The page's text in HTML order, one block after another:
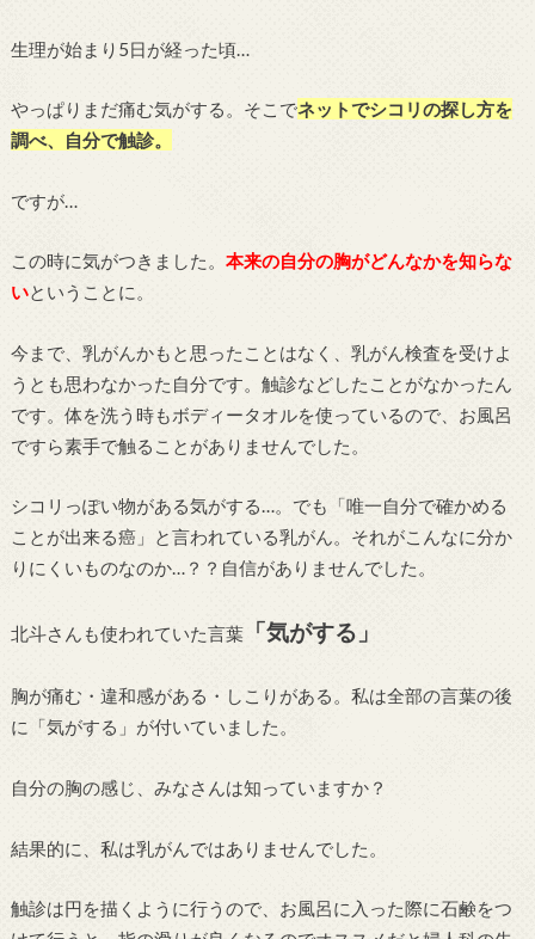
生理が始まり5日が経った頃…
やっぱりまだ痛む気がする。そこでネットでシコリの探し方を
調べ、自分で触診。
ですが…
この時に気がつきました。 本来の自分の胸がどんなかを知らな
いということに。
今まで、乳がんかもと思ったことはなく、乳がん検査を受けよ
うとも思わなかった自分です。触診などしたことがなかったん
です。体を洗う時もボディータオルを使っているので、お風呂
ですら素手で触ることがありませんでした。
シコリっぽい物がある気がする…。でも「唯一自分で確かめる
ことが出来る癌」と言われている乳がん。それがこんなに分か
りにくいものなのか…？？自信がありませんでした。
北斗さんも使われていた言葉「気がする」
胸が痛む・違和感がある・しこりがある。私は全部の言葉の後
に「気がする」が付いていました。
自分の胸の感じ、みなさんは知っていますか？
結果的に、私は乳がんではありませんでした。
触診は円を描くように行うので、お風呂に入った際に石鹸をつ